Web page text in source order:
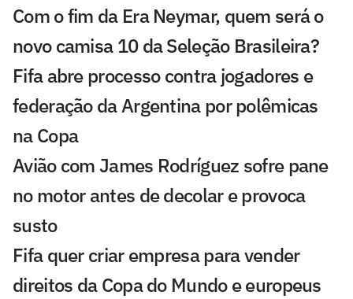
Com o fim da Era Neymar, quem será o
novo camisa 10 da Seleção Brasileira?
Fifa abre processo contra jogadores e
federação da Argentina por polêmicas
na Copa
Avião com James Rodríguez sofre pane
no motor antes de decolar e provoca
susto
Fifa quer criar empresa para vender
direitos da Copa do Mundo e europeus